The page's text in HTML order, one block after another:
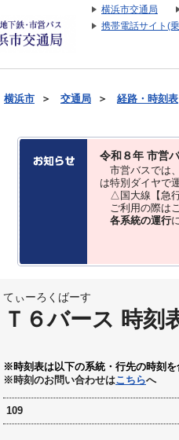
横浜市交通局
携帯電話サイト(
横浜市 ＞ 交通局 ＞ 経路・時刻表
令和８年 市営
市営バスでは
は特別ダイヤで
△国大線【急行
ご利用の際は
各系統の運行
てぃーろくばーす
Ｔ６バース 時刻
※時刻表は以下の系統・行先の時刻
※時刻のお問い合わせはこちらへ
109